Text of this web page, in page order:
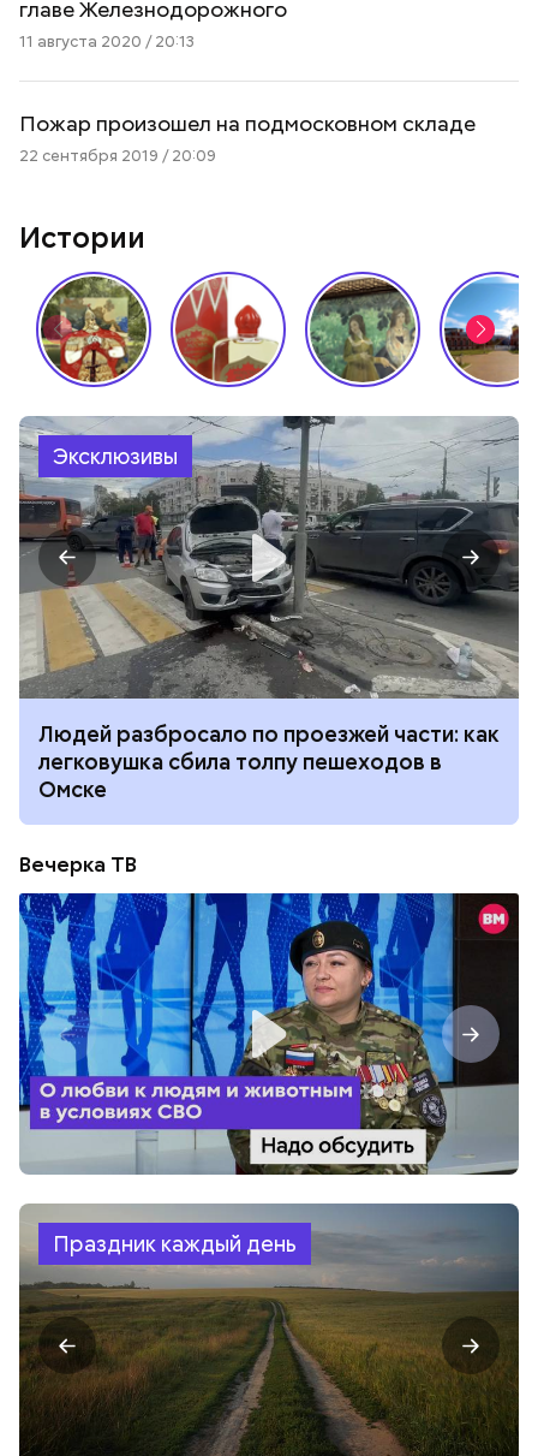
главе Железнодорожного
11 августа 2020 / 20:13
Пожар произошел на подмосковном складе
22 сентября 2019 / 20:09
Истории
Эксклюзивы
Людей разбросало по проезжей части: как
легковушка сбила толпу пешеходов в
Омске
Вечерка ТВ
Праздник каждый день